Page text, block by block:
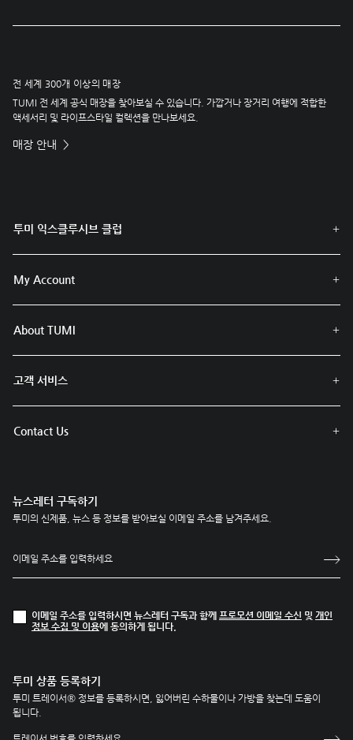
전 세계 300개 이상의 매장
TUMI 전 세계 공식 매장을 찾아보실 수 있습니다. 가깝거나 장거리 여행에 적합한
액세서리 및 라이프스타일 컬렉션을 만나보세요.
매장 안내
투미 익스클루시브 클럽
My Account
About TUMI
고객 서비스
Contact Us
뉴스레터 구독하기
투미의 신제품, 뉴스 등 정보를 받아보실 이메일 주소를 남겨주세요.
이메일 주소를 입력하시면 뉴스레터 구독과 함께 프로모션 이메일 수신 및 개인
정보 수집 및 이용에 동의하게 됩니다.
투미 상품 등록하기
투미 트레이서® 정보를 등록하시면, 잃어버린 수하물이나 가방을 찾는데 도움이
됩니다.